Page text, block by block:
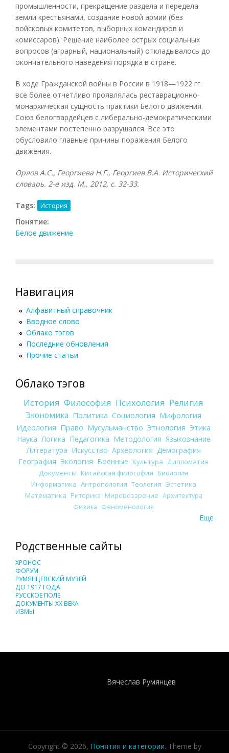
промышленности, прекращение раздела и передела
земли крестьянами, создание новой армии (без
войсковых комитетов, выборных командиров и
комиссаров). Решение наиболее острых социальных
вопросов (аграрный, национальный) откладывалось до
окончательного наведения порядка в стране.
В ходе Гражданской войны в России в 1918—1922 гг.
все более отчетливо проявлялась реставрационно-
монархическая сущность практики Белого движения.
Союз белогвардейцев с либерально-демократическими
элементами постепенно разрушался. Все это
обусловило главные причины поражения Белого
движения.
Орлов А.С., Георгиева Н.Г., Георгиев В.А. Исторический
словарь. 2-е изд. М., 2012, с. 32-33.
Tags: История
Понятие:
Белое движение
Навигация
Алфавитный справочник
Вводное слово
Облако тэгов
Последние обновления
Прочие статьи
Облако тэгов
История Философия Психология Религия
Экономика Политика Социология Мифология
Идеология Право Мусульманство Этнология Этика
Наука Логика Педагогика Методология Языкознание
Литература Искусство Археология Демография
География Экология Военные Культура
Дипломатия
Документы Китайская философия Биология
Информатика Антропология Теология Эстетика
Математика Риторика Мировоззрение Архитектура
Физика Феноменология
Еще
Родственные сайты
ХРОНОС
ФОРУМ
РУМЯНЦЕВСКИЙ МУЗЕЙ
ДО 1917 ГОДА
РУССКОЕ ПОЛЕ
ДОКУМЕНТЫ XX ВЕКА
ИЗМЫ
Вячеслав Румянцев
Copyright © 2026, Понятия и категории. Theme by